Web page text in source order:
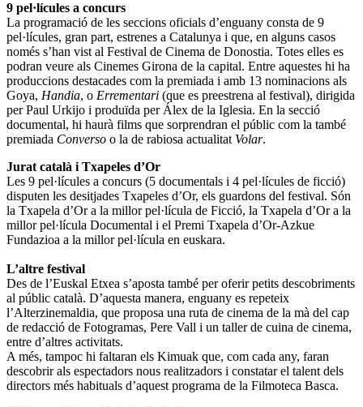
9 pel·lícules a concurs
La programació de les seccions oficials d’enguany consta de 9
pel·lícules, gran part, estrenes a Catalunya i que, en alguns casos
només s’han vist al Festival de Cinema de Donostia. Totes elles es
podran veure als Cinemes Girona de la capital. Entre aquestes hi ha
produccions destacades com la premiada i amb 13 nominacions als
Goya, Handia, o Errementari (que es preestrena al festival), dirigida
per Paul Urkijo i produïda per Álex de la Iglesia. En la secció
documental, hi haurà films que sorprendran el públic com la també
premiada Converso o la de rabiosa actualitat Volar.
Jurat català i Txapeles d’Or
Les 9 pel·lícules a concurs (5 documentals i 4 pel·lícules de ficció)
disputen les desitjades Txapeles d’Or, els guardons del festival. Són
la Txapela d’Or a la millor pel·lícula de Ficció, la Txapela d’Or a la
millor pel·lícula Documental i el Premi Txapela d’Or-Azkue
Fundazioa a la millor pel·lícula en euskara.
L’altre festival
Des de l’Euskal Etxea s’aposta també per oferir petits descobriments
al públic català. D’aquesta manera, enguany es repeteix
l’Alterzinemaldia, que proposa una ruta de cinema de la mà del cap
de redacció de Fotogramas, Pere Vall i un taller de cuina de cinema,
entre d’altres activitats.
A més, tampoc hi faltaran els Kimuak que, com cada any, faran
descobrir als espectadors nous realitzadors i constatar el talent dels
directors més habituals d’aquest programa de la Filmoteca Basca.